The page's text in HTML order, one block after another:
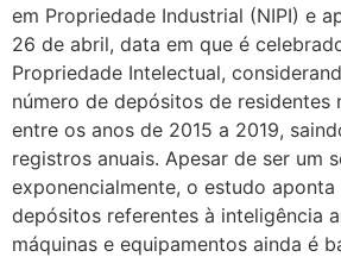
em Propriedade Industrial (NIPI) e
26 de abril, data em que é
Propriedade Intelectual,
número de depósitos de residentes
entre os anos de 2015 a 2019,
registros anuais. Apesar de ser um
exponencialmente, o estudo
depósitos referentes à inteligência
máquinas e equipamentos ainda é